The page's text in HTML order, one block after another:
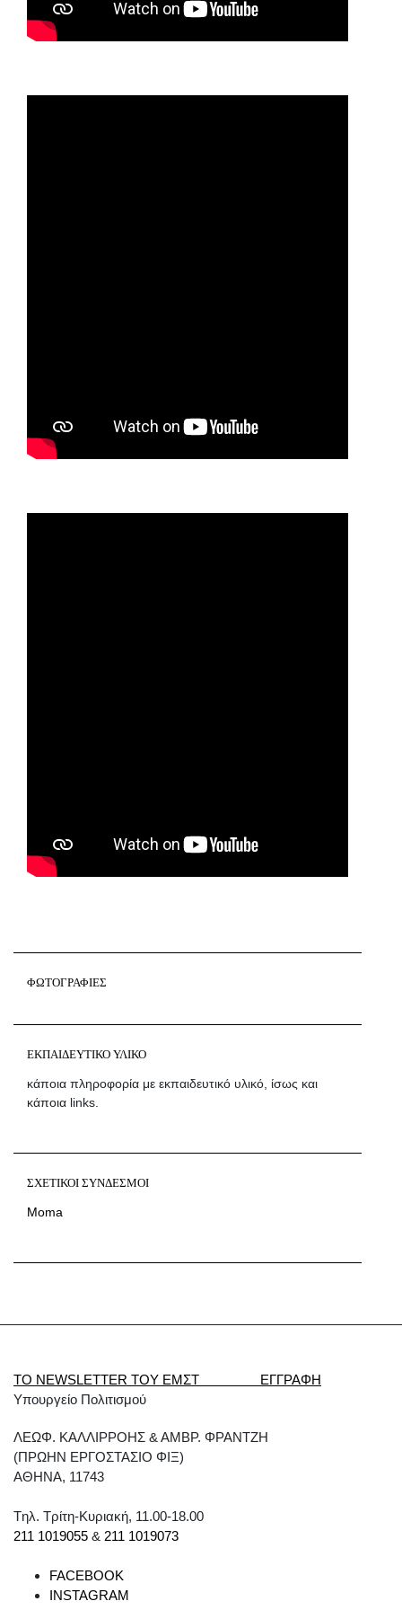
ΦΩΤΟΓΡΑΦΙΕΣ
ΕΚΠΑΙΔΕΥΤΙΚΟ ΥΛΙΚΟ
κάποια πληροφορία με εκπαιδευτικό υλικό, ίσως και
κάποια links.
ΣΧΕΤΙΚΟΙ ΣΥΝΔΕΣΜΟΙ
Moma
ΤΟ NEWSLETTER ΤΟΥ ΕΜΣΤ ΕΓΓΡΑΦΗ
Υπουργείο Πολιτισμού
ΛΕΩΦ. ΚΑΛΛΙΡΡΟΗΣ & ΑΜΒΡ. ΦΡΑΝΤΖΗ
(ΠΡΩΗΝ ΕΡΓΟΣΤΑΣΙΟ ΦΙΞ)
ΑΘΗΝΑ, 11743
Tηλ. Τρίτη-Κυριακή, 11.00-18.00
211 1019055 & 211 1019073
FACEBOOK
INSTAGRAM